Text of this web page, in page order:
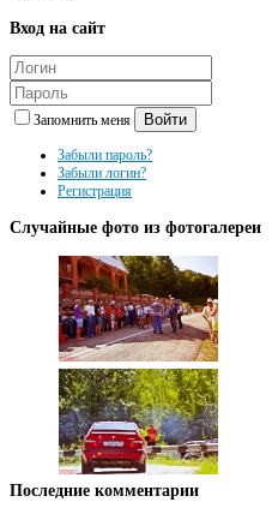
Вход на сайт
Запомнить меня Войти
Забыли пароль?
Забыли логин?
Регистрация
Случайные фото из фотогалереи
Последние комментарии